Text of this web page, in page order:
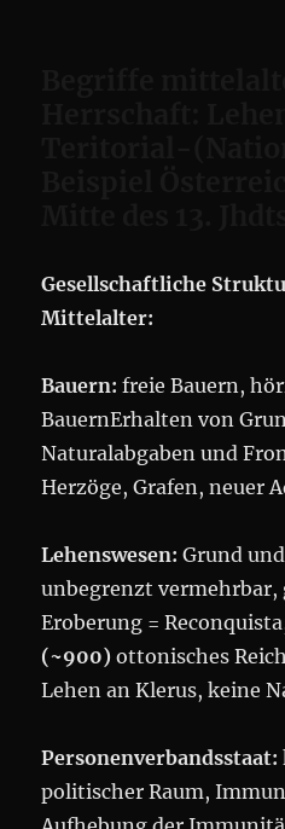
Gesellschaftliche
Mittelalter:
Bauern: freie Bauern,
BauernErhalten von
Naturalabgaben und
Herzöge, Grafen, neuer
Lehenswesen: Grund
unbegrenzt vermehrbar,
Eroberung =
(~900) ottonisches
Lehen an Klerus, keine
Personenverbandsstaat:
politischer Raum,